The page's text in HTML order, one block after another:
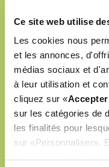
Ce site web utilise
Les cookies nous
et les annonces,
médias sociaux et
à leur utilisation et
cliquez sur «
sur les catégories de
les finalités pour
sur «Personnaliser».
Natural
Oasy, c’est un
quatre pattes.